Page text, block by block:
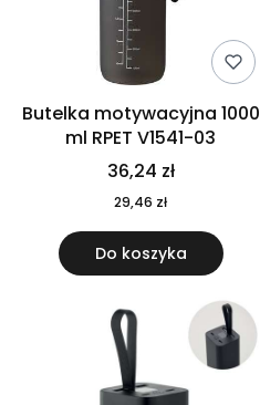
Butelka motywacyjna 1000
ml RPET V1541-03
36,24 zł
29,46 zł
Do koszyka